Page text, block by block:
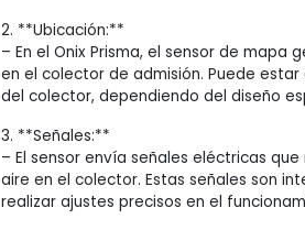
2. **Ubicación:**
– En el Onix Prisma, el sensor de mapa
en el colector de admisión. Puede
del colector, dependiendo del diseño
3. **Señales:**
– El sensor envía señales eléctricas
aire en el colector. Estas señales son
realizar ajustes precisos en el